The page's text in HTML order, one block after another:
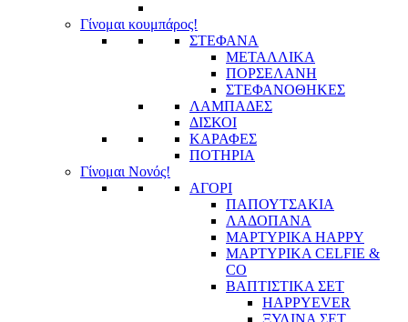
Γίνομαι κουμπάρος!
ΣΤΕΦΑΝΑ
ΜΕΤΑΛΛΙΚΑ
ΠΟΡΣΕΛΑΝΗ
ΣΤΕΦΑΝΟΘΗΚΕΣ
ΛΑΜΠΑΔΕΣ
ΔΙΣΚΟΙ
ΚΑΡΑΦΕΣ
ΠΟΤΗΡΙΑ
Γίνομαι Νονός!
ΑΓΟΡΙ
ΠΑΠΟΥΤΣΑΚΙΑ
ΛΑΔΟΠΑΝΑ
ΜΑΡΤΥΡΙΚΑ HAPPY
ΜΑΡΤΥΡΙΚΑ CELFIE &
CO
ΒΑΠΤΙΣΤΙΚΑ ΣΕΤ
HAPPYEVER
ΞΥΛΙΝΑ ΣΕΤ